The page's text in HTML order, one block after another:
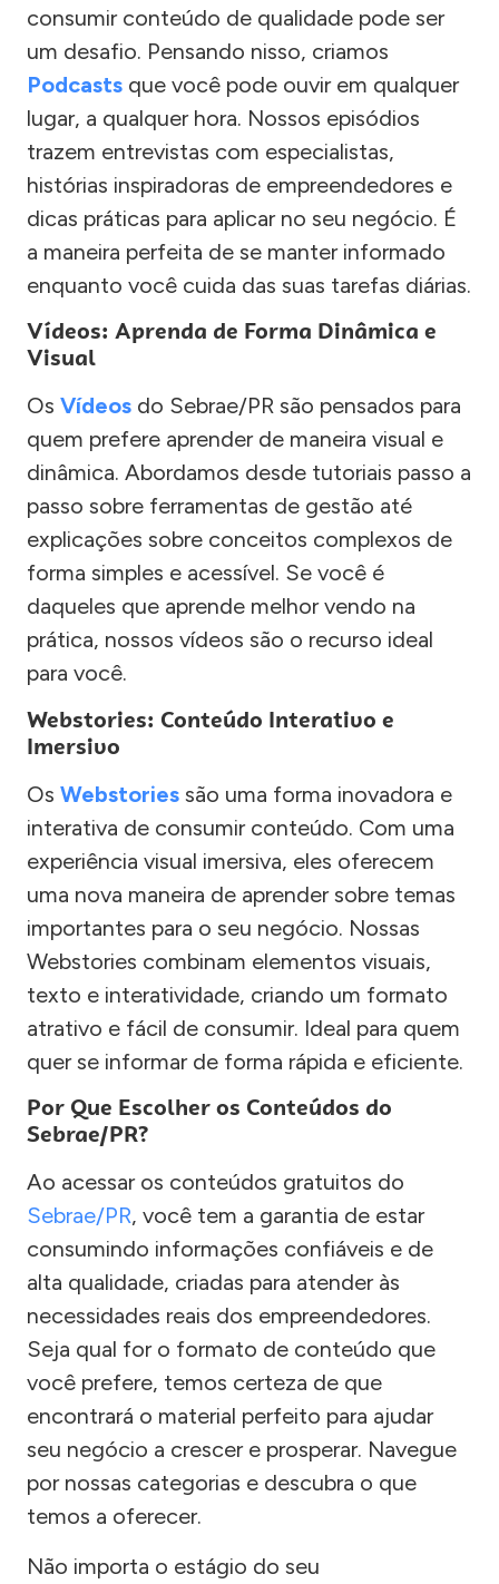
consumir conteúdo de qualidade pode ser
um desafio. Pensando nisso, criamos
Podcasts que você pode ouvir em qualquer
lugar, a qualquer hora. Nossos episódios
trazem entrevistas com especialistas,
histórias inspiradoras de empreendedores e
dicas práticas para aplicar no seu negócio. É
a maneira perfeita de se manter informado
enquanto você cuida das suas tarefas diárias.
Vídeos: Aprenda de Forma Dinâmica e
Visual
Os Vídeos do Sebrae/PR são pensados para
quem prefere aprender de maneira visual e
dinâmica. Abordamos desde tutoriais passo a
passo sobre ferramentas de gestão até
explicações sobre conceitos complexos de
forma simples e acessível. Se você é
daqueles que aprende melhor vendo na
prática, nossos vídeos são o recurso ideal
para você.
Webstories: Conteúdo Interativo e
Imersivo
Os Webstories são uma forma inovadora e
interativa de consumir conteúdo. Com uma
experiência visual imersiva, eles oferecem
uma nova maneira de aprender sobre temas
importantes para o seu negócio. Nossas
Webstories combinam elementos visuais,
texto e interatividade, criando um formato
atrativo e fácil de consumir. Ideal para quem
quer se informar de forma rápida e eficiente.
Por Que Escolher os Conteúdos do
Sebrae/PR?
Ao acessar os conteúdos gratuitos do
Sebrae/PR, você tem a garantia de estar
consumindo informações confiáveis e de
alta qualidade, criadas para atender às
necessidades reais dos empreendedores.
Seja qual for o formato de conteúdo que
você prefere, temos certeza de que
encontrará o material perfeito para ajudar
seu negócio a crescer e prosperar. Navegue
por nossas categorias e descubra o que
temos a oferecer.
Não importa o estágio do seu